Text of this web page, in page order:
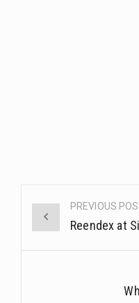
navigationPREVIOUS
Reendex at